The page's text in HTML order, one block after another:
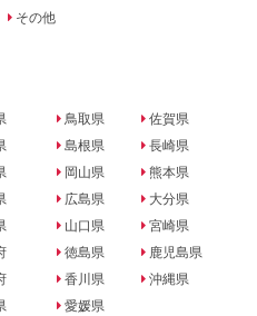
その他
鳥取県
島根県
岡山県
広島県
山口県
徳島県
香川県
愛媛県
佐賀県
長崎県
熊本県
大分県
宮崎県
鹿児島県
沖縄県